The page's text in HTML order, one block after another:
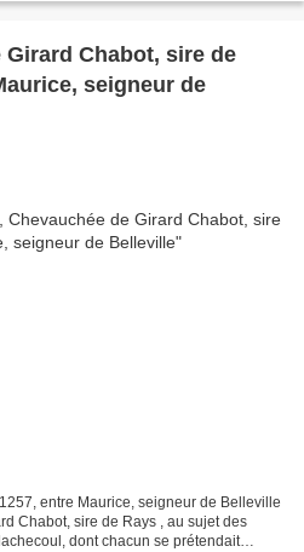
Girard Chabot, sire de
seigneur de
entre Maurice, seigneur de Belleville
Chabot, sire de Rays , au sujet des
dont chacun se prétendait